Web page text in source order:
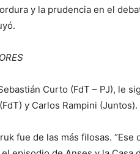
y la prudencia en el
Curto (FdT – PJ), le
y Carlos Rampini (Juntos).
fue de las más filosas.